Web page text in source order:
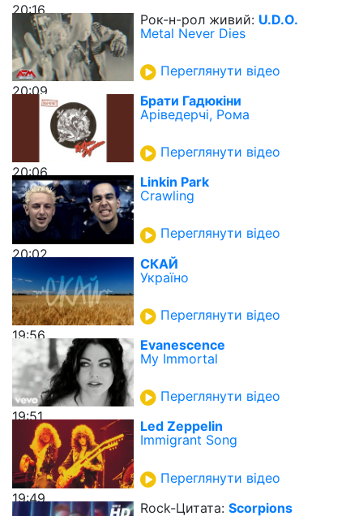
20:16
20:09
Рок-н-рол живий: U.D.O.
Metal Never Dies
Переглянути відео
20:06
Брати Гадюкіни
Аріведерчі, Рома
Переглянути відео
20:02
Linkin Park
Crawling
Переглянути відео
19:56
СКАЙ
Україно
Переглянути відео
19:51
Evanescence
My Immortal
Переглянути відео
19:49
Led Zeppelin
Immigrant Song
Переглянути відео
Rock-Цитата: Scorpions